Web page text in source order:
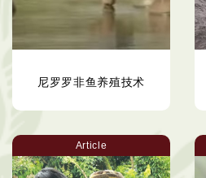
尼罗罗非鱼养殖技术
Article